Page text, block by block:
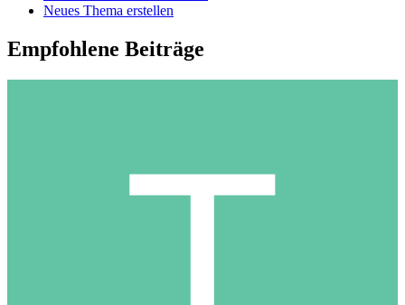
Neues Thema erstellen
Empfohlene Beiträge